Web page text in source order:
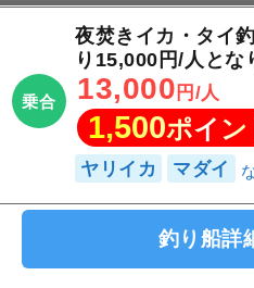
乗合
夜焚きイカ・タイ
り15,000円/人とな
13,000 円/人
1,500ポイン
ヤリイカ マダイ
釣り船詳